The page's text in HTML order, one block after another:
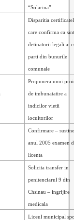
“Solarina”
Disparitia
care confirma ca
detinatorii legali ai
parti din bunurile
comunale
Propunera unui
de imbunatatire a
indicilor vietii
locuitorilor
Confirmare –
anul 2005 examen
licenta
Solicita transfer in
penitenciarul 9 din
Chsinau – ingrijire
medicala
Liceul municipal